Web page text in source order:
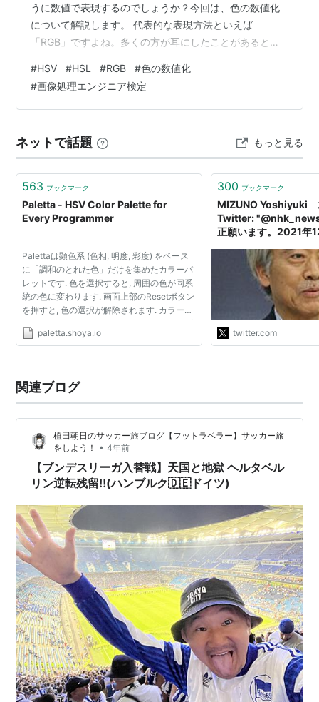
うに数値で表現するのでしょうか？今回は、色の数値化
について解説します。 代表的な表現方法といえば
「RGB」ですよね。多くの方が耳にしたことがあると思
な色の表現方法の一つです。画像処理において、何かし
らの操作を行うためには、どちらも理解しておくと便利
ですので、ぜひこの機会に学んでみてください。
#HSV #HSL #RGB #色の数値化
#画像処理エンジニア検定
ネットで話題 もっと見る
563 ブックマーク
Paletta - HSV Color Palette for
Every Programmer
Palettaは顕色系 (色相, 明度, 彩度) をベース
に「調和のとれた色」だけを集めたカラーパ
レットです. 色を選択すると, 周囲の色が同系
統の色に変わります. 画面上部のResetボタン
を押すと, 色の選択が解除されます. カラーコ
ードをクリックするだけでコードをクリップ
ボードへ簡単にコピーできます. 詳しく
paletta.shoya.io
300 ブックマーク
MIZUNO Yoshiyuki
Twitter:
正願います。2021年
車の遅れで160人が
ましたが誤報です。
で、乗客が何度も強
車中泊さえ準備され
https://t.co/
twitter.com
関連ブログ
植田朝日のサッカー旅ブログ【フットラベラー】サッカー旅
をしよう！
• 4年前
【ブンデスリーガ入替戦】天国と地獄 ヘルタベル
リン逆転残留‼️(ハンブルク🇩🇪ドイツ)